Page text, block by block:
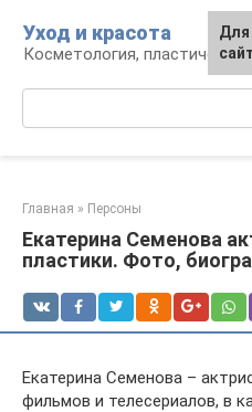
контенту
Уход и красота
Косметология, пластическая
Главная » Персоны
Екатерина Семенова
пластики. Фото,
Екатерина Семенова –
фильмов и телесериалов, в
Для